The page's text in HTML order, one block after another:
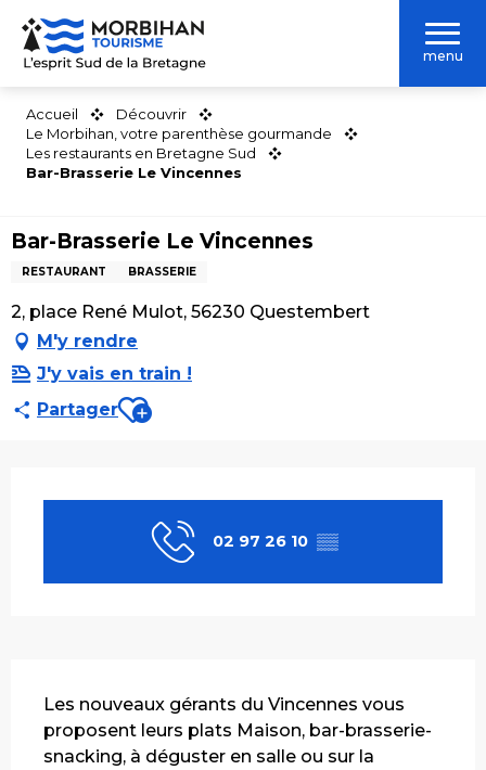
Aller
contenu
menu
Accueil
Découvrir
Le Morbihan, votre parenthèse gourmande
Les restaurants en Bretagne Sud
Bar-Brasserie Le Vincennes
Bar-Brasserie Le Vincennes
RESTAURANT BRASSERIE
2, place René Mulot, 56230 Questembert
M'y rendre
J'y vais en train !
PartagerAjouter aux favoris
02 97 26 10 ▒▒
Les nouveaux gérants du Vincennes vous
proposent leurs plats Maison, bar-brasserie-
snacking, à déguster en salle ou sur la